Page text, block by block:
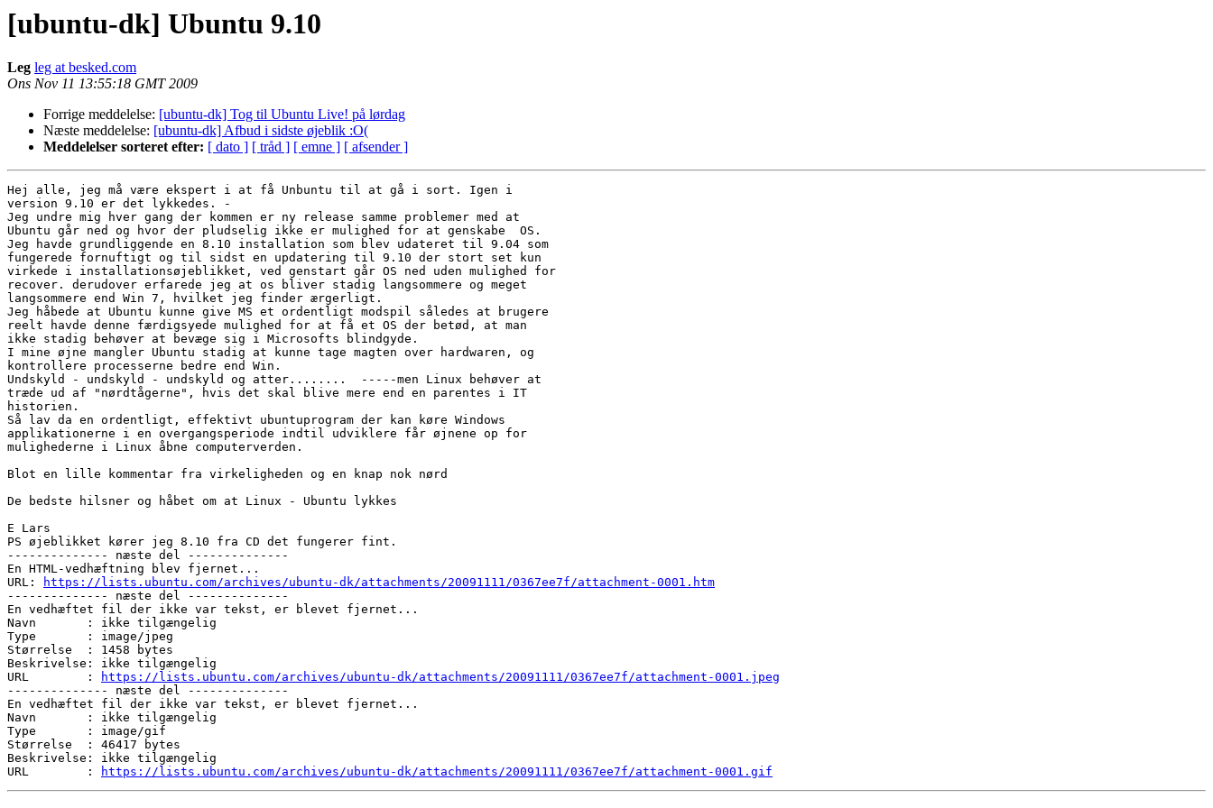
[ubuntu-dk] Ubuntu 9.10
Leg leg at besked.com
Ons Nov 11 13:55:18 GMT 2009
Forrige meddelelse: [ubuntu-dk] Tog til Ubuntu Live! på lørdag
Næste meddelelse: [ubuntu-dk] Afbud i sidste øjeblik :O(
Meddelelser sorteret efter: [ dato ] [ tråd ] [ emne ] [ afsender ]
Hej alle, jeg må være ekspert i at få Unbuntu til at gå i sort. Igen i
version 9.10 er det lykkedes. -
Jeg undre mig hver gang der kommen er ny release samme problemer med at
Ubuntu går ned og hvor der pludselig ikke er mulighed for at genskabe  OS.
Jeg havde grundliggende en 8.10 installation som blev udateret til 9.04 som
fungerede fornuftigt og til sidst en updatering til 9.10 der stort set kun
virkede i installationsøjeblikket, ved genstart går OS ned uden mulighed for
recover. derudover erfarede jeg at os bliver stadig langsommere og meget
langsommere end Win 7, hvilket jeg finder ærgerligt.
Jeg håbede at Ubuntu kunne give MS et ordentligt modspil således at brugere
reelt havde denne færdigsyede mulighed for at få et OS der betød, at man
ikke stadig behøver at bevæge sig i Microsofts blindgyde.
I mine øjne mangler Ubuntu stadig at kunne tage magten over hardwaren, og
kontrollere processerne bedre end Win.
Undskyld - undskyld - undskyld og atter........  -----men Linux behøver at
træde ud af "nørdtågerne", hvis det skal blive mere end en parentes i IT
historien.
Så lav da en ordentligt, effektivt ubuntuprogram der kan køre Windows
applikationerne i en overgangsperiode indtil udviklere får øjnene op for
mulighederne i Linux åbne computerverden.
Blot en lille kommentar fra virkeligheden og en knap nok nørd
De bedste hilsner og håbet om at Linux - Ubuntu lykkes
E Lars
PS øjeblikket kører jeg 8.10 fra CD det fungerer fint.
-------------- næste del --------------
En HTML-vedhæftning blev fjernet...
URL:
https://lists.ubuntu.com/archives/ubuntu-dk/attachments/20091111/0367ee7f/attachment-0001.htm
-------------- næste del --------------
En vedhæftet fil der ikke var tekst, er blevet fjernet...
Navn       : ikke tilgængelig
Type       : image/jpeg
Størrelse  : 1458 bytes
Beskrivelse: ikke tilgængelig
URL        :
https://lists.ubuntu.com/archives/ubuntu-dk/attachments/20091111/0367ee7f/attachment-0001.jpeg
-------------- næste del --------------
En vedhæftet fil der ikke var tekst, er blevet fjernet...
Navn       : ikke tilgængelig
Type       : image/gif
Størrelse  : 46417 bytes
Beskrivelse: ikke tilgængelig
URL        :
https://lists.ubuntu.com/archives/ubuntu-dk/attachments/20091111/0367ee7f/attachment-0001.gif